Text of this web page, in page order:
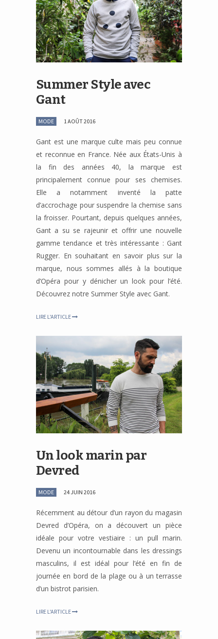
Summer Style avec
Gant
MODE 1 AOÛT 2016
Gant est une marque culte mais peu connue
et reconnue en France. Née aux États-Unis à
la fin des années 40, la marque est
principalement connue pour ses chemises.
Elle a notamment inventé la patte
d’accrochage pour suspendre la chemise sans
la froisser. Pourtant, depuis quelques années,
Gant a su se rajeunir et offrir une nouvelle
gamme tendance et très intéressante : Gant
Rugger. En souhaitant en savoir plus sur la
marque, nous sommes allés à la boutique
d’Opéra pour y dénicher un look pour l’été.
Découvrez notre Summer Style avec Gant.
LIRE L'ARTICLE
Un look marin par
Devred
MODE 24 JUIN 2016
Récemment au détour d’un rayon du magasin
Devred d’Opéra, on a découvert un pièce
idéale pour votre vestiaire : un pull marin.
Devenu un incontournable dans les dressings
masculins, il est idéal pour l’été en fin de
journée en bord de la plage ou à un terrasse
d’un bistrot parisien.
LIRE L'ARTICLE